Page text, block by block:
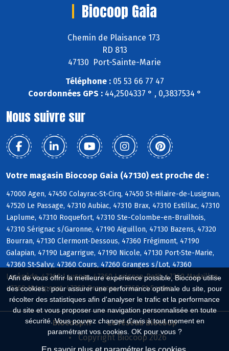
Afin de vous offrir la meilleure expérience possible, Biocoop utilise
des cookies : pour assurer une performance optimale du site, pour
récolter des statistiques afin d'analyser le trafic et la performance
du site et vous proposer une navigation personnalisée en toute
sécurité. Vous pouvez changer d'avis à tout moment en
paramétrant vos cookies. OK pour vous ?
Biocoop Gaia
Chemin de Plaisance 173
RD 813
47130 Port-Sainte-Marie
Téléphone :05 53 66 77 47
Coordonnées GPS :44,2504337 ° , 0,3837534 °
Nous suivre sur
Votre magasin Biocoop Gaia (47130) est proche de :
47000 Agen, 47450 Colayrac-St-Cirq, 47450 St-Hilaire-de-Lusignan,
47520 Le Passage, 47310 Aubiac, 47310 Brax, 47310 Estillac, 47310
Laplume, 47310 Roquefort, 47310 Ste-Colombe-en-Bruilhois,
47310 Sérignac s/Garonne, 47190 Aiguillon, 47130 Bazens, 47320
Bourran, 47130 Clermont-Dessous, 47360 Frégimont, 47190
Galapian, 47190 Lagarrigue, 47190 Nicole, 47130 Port-Ste-Marie,
47360 St-Salvy, 47360 Cours, 47260 Granges s/Lot, 47360
Lacépède, 47360 Laugnac, 47360 Lusignan-Petit, 47360 Madaillan,
47360 Montpezat, 47360 Prayssas, 47360 St-Sardos
Biocoop.fr
Le réseau Biocoop
Copyright Biocoop 2026